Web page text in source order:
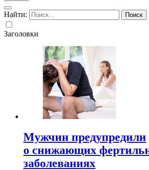
Найти:
Заголовки
Мужчин предупредили
о снижающих
заболеваниях